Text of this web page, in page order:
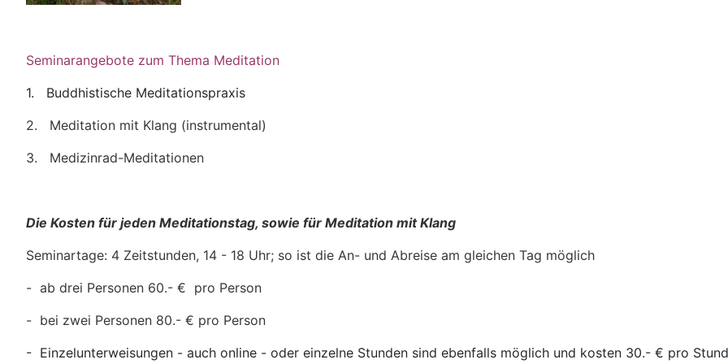
Seminarangebote zum Thema Meditation
1. Buddhistische Meditationspraxis
2. Meditation mit Klang (instrumental)
3. Medizinrad-Meditationen
Die Kosten für jeden Meditationstag, sowie für Meditation mit Klang
Seminartage: 4 Zeitstunden, 14 - 18 Uhr; so ist die An- und Abreise am gleichen Tag möglich
- ab drei Personen 60.- € pro Person
- bei zwei Personen 80.- € pro Person
- Einzelunterweisungen - auch online - oder einzelne Stunden sind ebenfalls möglich und kosten 30.- € pro